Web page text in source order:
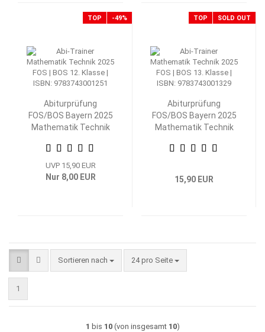
TOP -49%
Abiturprüfung
FOS/BOS Bayern 2025
Mathematik Technik
UVP 15,90 EUR
Nur 8,00 EUR
TOP SOLD OUT
Abiturprüfung
FOS/BOS Bayern 2025
Mathematik Technik
15,90 EUR
Sortieren nach
Sortieren nach 24 pro Seite
pro Seite
1
1 bis 10(von insgesamt 10)